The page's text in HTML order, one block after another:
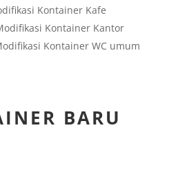
Kontainer Kafe
Kontainer Kantor
Kontainer WC umum
BARU